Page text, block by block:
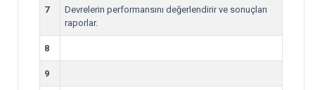
7
Devrelerin performansını değerlendirir ve sonuçları
raporlar.
8
9